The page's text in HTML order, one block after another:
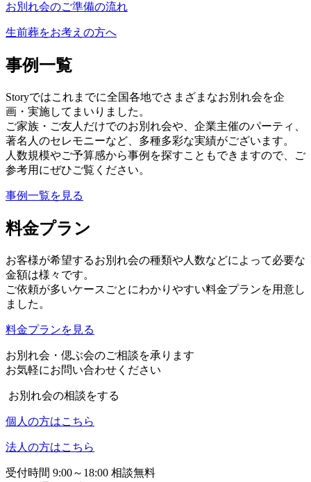
お別れ会のご準備の流れ
生前葬をお考えの方へ
事例一覧
Storyではこれまでに全国各地でさまざまなお別れ会を企
画・実施してまいりました。
ご家族・ご友人だけでのお別れ会や、企業主催のパーティ、
著名人のセレモニーなど、多種多彩な実績がございます。
人数規模やご予算感から事例を探すこともできますので、ご
参考用にぜひご覧ください。
事例一覧を見る
料金プラン
お客様が希望するお別れ会の種類や人数などによって必要な
金額は様々です。
ご依頼が多いケースごとにわかりやすい料金プランを用意し
ました。
料金プランを見る
お別れ会・偲ぶ会のご相談を承ります
お気軽にお問い合わせください
お別れ会の相談をする
個人の方はこちら
法人の方はこちら
受付時間 9:00～18:00 相談無料